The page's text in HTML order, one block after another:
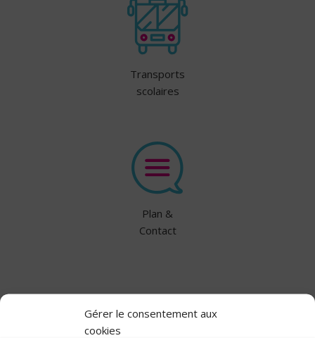
Gérer le consentement aux
cookies
Transports
scolaires
Plan &
Contact